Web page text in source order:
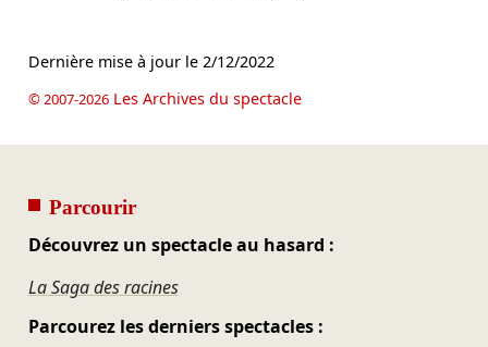
Dernière mise à jour le 2/12/2022
© 2007-2026Les Archives du spectacle
Parcourir
Découvrez un spectacle au hasard :
La Saga des racines
Parcourez les derniers spectacles :